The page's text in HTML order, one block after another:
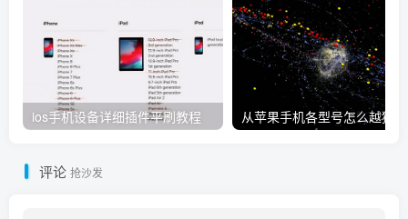
ios手机设备详细插件平刷教程
评论 抢沙发